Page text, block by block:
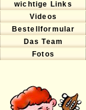
wichtige Links
Videos
Bestellformular
Das Team
Fotos